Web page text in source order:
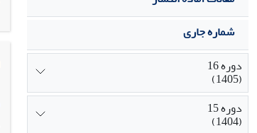
شماره جاری
دوره 16
(1405)
دوره 15
(1404)